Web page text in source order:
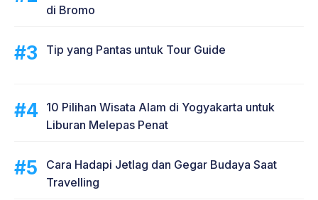
di Bromo
Tip yang Pantas untuk Tour Guide
10 Pilihan Wisata Alam di Yogyakarta untuk
Liburan Melepas Penat
Cara Hadapi Jetlag dan Gegar Budaya Saat
Travelling